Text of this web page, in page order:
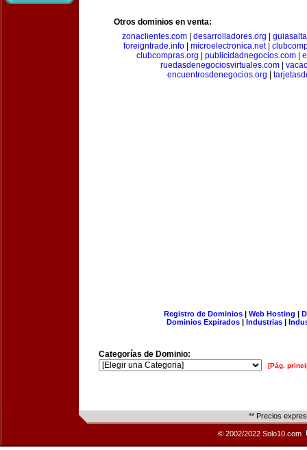
Otros dominios en venta:
zonaclientes.com| desarrolladores.org
foreigntrade.info
microelectronica.net|
clubcompras.org
publicidadnegocios.com
ruedasdenegociosvirtuales.com|
encuentrosdenegocios.org
Registro de Dominios| Web Hosting |
Dominios Expirados | Industrias |
Categorías de Dominio:
[Pág.
** Precios
© 2002/2022 Solo10.com